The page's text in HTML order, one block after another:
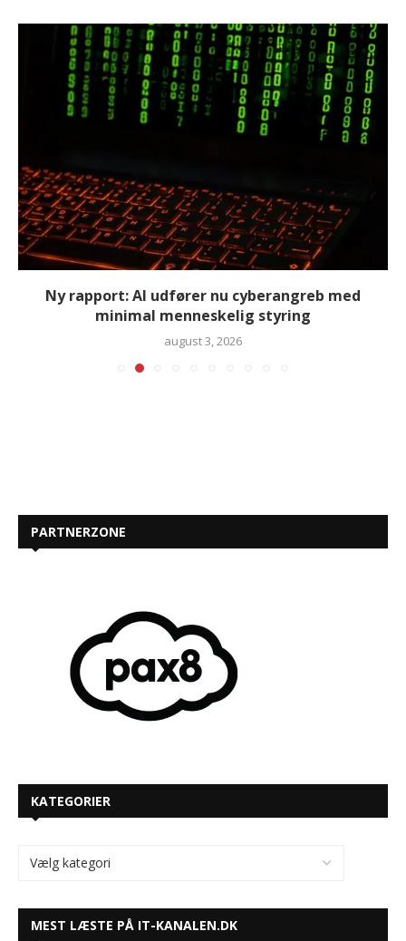
Ny rapport: AI udfører nu cyberangreb med
minimal menneskelig styring
august 3, 2026
PARTNERZONE
KATEGORIER
MEST LÆSTE PÅ IT-KANALEN.DK